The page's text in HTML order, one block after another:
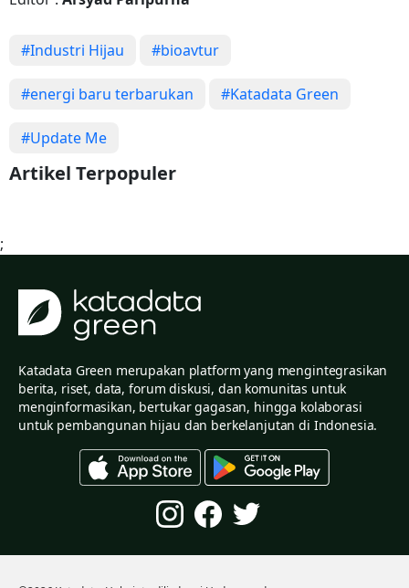
#Industri Hijau #bioavtur
#energi baru terbarukan #Katadata Green
#Update Me
Artikel Terpopuler
;
Katadata Green merupakan platform yang mengintegrasikan
berita, riset, data, forum diskusi, dan komunitas untuk
menginformasikan, bertukar gagasan, hingga kolaborasi
untuk pembangunan hijau dan berkelanjutan di Indonesia.